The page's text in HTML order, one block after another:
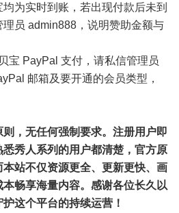
为实时到账，若出现付款后未到
员 admin888，说明赞助金额与
宝 PayPal 支付，请私信管理员
邮箱及要开通的会员类型，
则，无任何强制要求。注册用户即
秀人系列的用户都清楚，官方原
站不仅资源更全、更新更快、画
畅享海量内容。感谢各位长久以
这个平台的持续运营！